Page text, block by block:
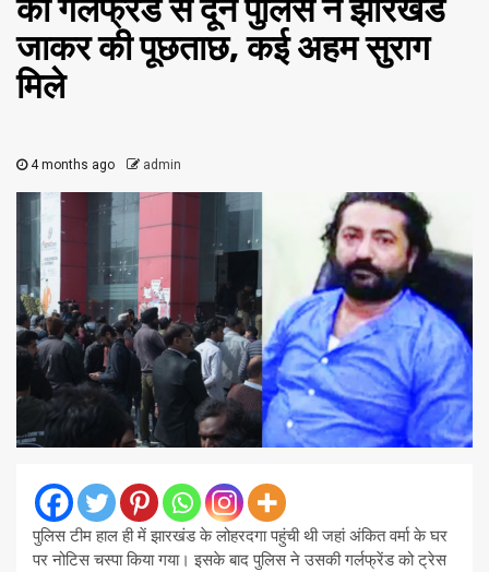
की गर्लफ्रेंड से दून पुलिस ने झारखंड
जाकर की पूछताछ, कई अहम सुराग
मिले
4 months ago admin
पुलिस टीम हाल ही में झारखंड के लोहरदगा पहुंची थी जहां अंकित वर्मा के घर
पर नोटिस चस्पा किया गया। इसके बाद पुलिस ने उसकी गर्लफ्रेंड को ट्रेस